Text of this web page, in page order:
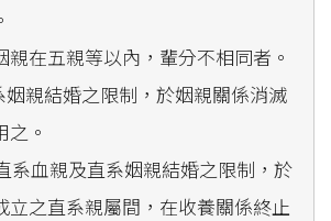
親在五親等以內，輩分不相同者。
姻親結婚之限制，於姻親關係消滅
之。
系血親及直系姻親結婚之限制，於
立之直系親屬間，在收養關係終止